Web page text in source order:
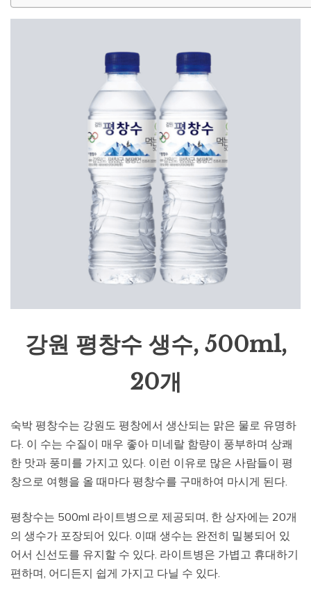
강원 평창수 생수, 500ml,
20개
숙박 평창수는 강원도 평창에서 생산되는 맑은 물로 유명하
다. 이 수는 수질이 매우 좋아 미네랄 함량이 풍부하며 상쾌
한 맛과 풍미를 가지고 있다. 이런 이유로 많은 사람들이 평
창으로 여행을 올 때마다 평창수를 구매하여 마시게 된다.
평창수는 500ml 라이트병으로 제공되며, 한 상자에는 20개
의 생수가 포장되어 있다. 이때 생수는 완전히 밀봉되어 있
어서 신선도를 유지할 수 있다. 라이트병은 가볍고 휴대하기
편하며, 어디든지 쉽게 가지고 다닐 수 있다.